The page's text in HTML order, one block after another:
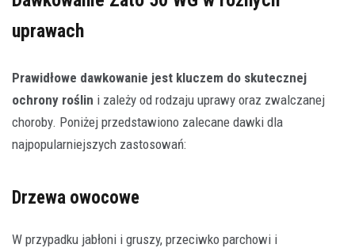
uprawach
Prawidłowe dawkowanie jest kluczem do skutecznej
ochrony roślin i zależy od rodzaju uprawy oraz zwalczanej
choroby. Poniżej przedstawiono zalecane dawki dla
najpopularniejszych zastosowań:
Drzewa owocowe
W przypadku jabłoni i gruszy, przeciwko parchowi i